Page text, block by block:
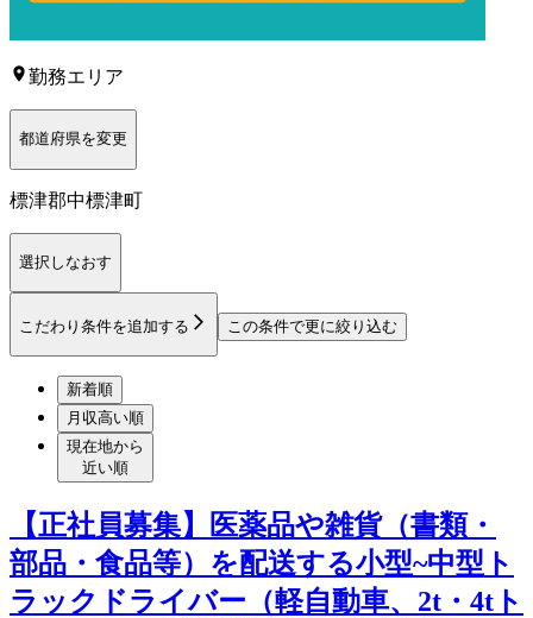
勤務エリア
都道府県を変更
標津郡中標津町
選択しなおす
こだわり条件を追加する この条件で更に絞り込む
新着順
月収高い順
現在地から
近い順
【正社員募集】医薬品や雑貨（書類・
部品・食品等）を配送する小型~中型ト
ラックドライバー（軽自動車、2t・4tト